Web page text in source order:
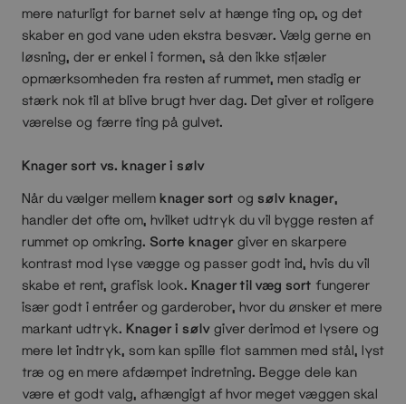
mere naturligt for barnet selv at hænge ting op, og det
skaber en god vane uden ekstra besvær. Vælg gerne en
løsning, der er enkel i formen, så den ikke stjæler
opmærksomheden fra resten af rummet, men stadig er
stærk nok til at blive brugt hver dag. Det giver et roligere
værelse og færre ting på gulvet.
Knager sort vs. knager i sølv
Når du vælger mellem knager sort og sølv knager,
handler det ofte om, hvilket udtryk du vil bygge resten af
rummet op omkring. Sorte knager giver en skarpere
kontrast mod lyse vægge og passer godt ind, hvis du vil
skabe et rent, grafisk look. Knager til væg sort fungerer
især godt i entréer og garderober, hvor du ønsker et mere
markant udtryk. Knager i sølv giver derimod et lysere og
mere let indtryk, som kan spille flot sammen med stål, lyst
træ og en mere afdæmpet indretning. Begge dele kan
være et godt valg, afhængigt af hvor meget væggen skal